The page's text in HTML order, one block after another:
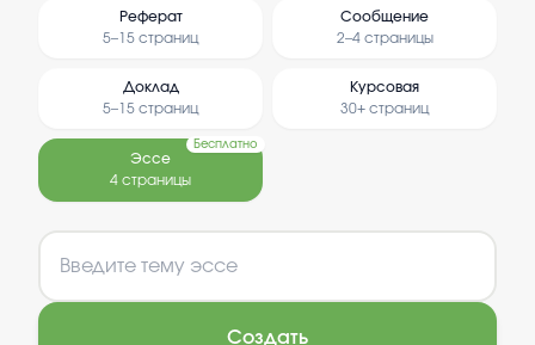
Реферат
5–15 страниц
Сообщение
2–4 страницы
Доклад
5–15 страниц
Курсовая
30+ страниц
Эссе
4 страницы
Бесплатно
Создать